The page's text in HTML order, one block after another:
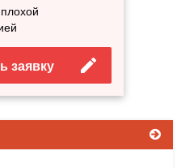
заявку